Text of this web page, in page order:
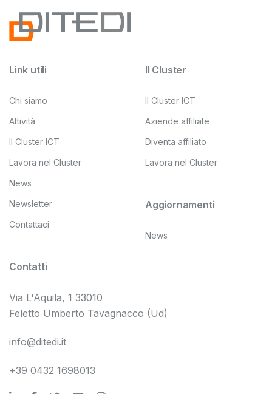
Link utili
Chi siamo
Attività
Il Cluster ICT
Lavora nel Cluster
News
Newsletter
Contattaci
Il Cluster
Il Cluster ICT
Aziende affiliate
Diventa affiliato
Lavora nel Cluster
Aggiornamenti
News
Contatti
Via L'Aquila, 1 33010
Feletto Umberto Tavagnacco (Ud)
info@ditedi.it
+39 0432 1698013